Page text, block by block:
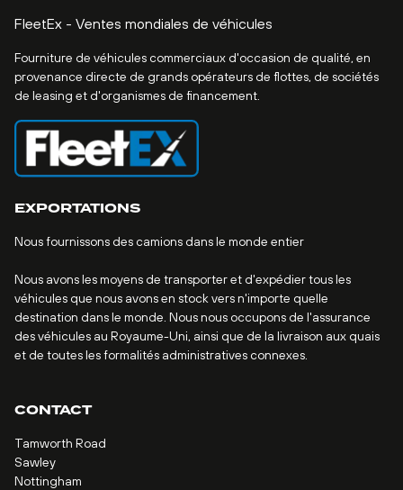
FleetEx - Ventes mondiales de véhicules
Fourniture de véhicules commerciaux d'occasion de qualité, en
provenance directe de grands opérateurs de flottes, de sociétés
de leasing et d'organismes de financement.
EXPORTATIONS
Nous fournissons des camions dans le monde entier
Nous avons les moyens de transporter et d'expédier tous les
véhicules que nous avons en stock vers n'importe quelle
destination dans le monde. Nous nous occupons de l'assurance
des véhicules au Royaume-Uni, ainsi que de la livraison aux quais
et de toutes les formalités administratives connexes.
CONTACT
Tamworth Road
Sawley
Nottingham